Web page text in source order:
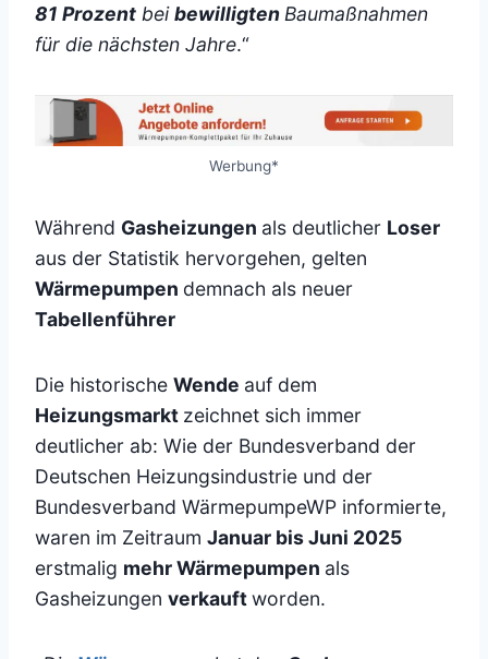
81 Prozent beibewilligten Baumaßnahmen
für die nächsten Jahre.“
Werbung*
Während Gasheizungen als deutlicher Loser
aus der Statistik hervorgehen, gelten
Wärmepumpen demnach als neuer
Tabellenführer
Die historische Wende auf dem
Heizungsmarkt zeichnet sich immer
deutlicher ab: Wie der Bundesverband der
Deutschen Heizungsindustrie und der
Bundesverband WärmepumpeWP informierte,
waren im Zeitraum Januar bis Juni 2025
erstmalig mehr Wärmepumpen als
Gasheizungen verkauftworden.